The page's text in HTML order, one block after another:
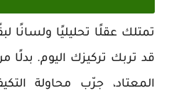
تمتلك عقلًا تحليليًا ولسانًا
قد تربك تركيزك اليوم. بدلًا
المعتاد، جرّب محاولة